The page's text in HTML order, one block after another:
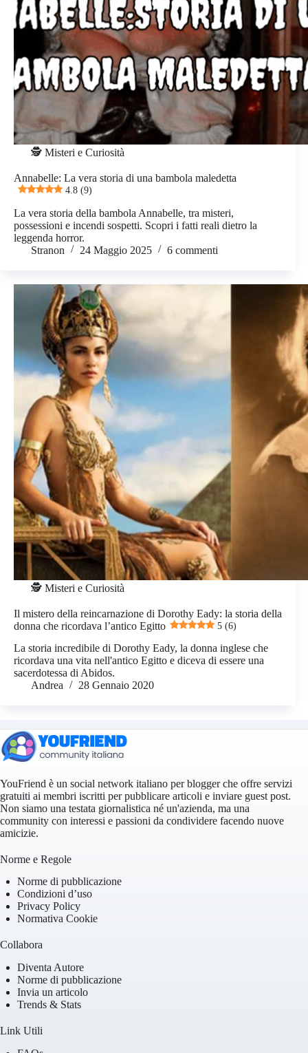
🕵️ Misteri e Curiosità
Annabelle: La vera storia di una bambola maledetta
4.8 (9)
La vera storia della bambola Annabelle, tra misteri,
possessioni e incendi sospetti. Scopri i fatti reali dietro la
leggenda horror.
Stranon
24 Maggio 2025 6 commenti
🕵️ Misteri e Curiosità
Il mistero della reincarnazione di Dorothy Eady: la storia della
donna che ricordava l’antico Egitto
5 (6)
La storia incredibile di Dorothy Eady, la donna inglese che
ricordava una vita nell'antico Egitto e diceva di essere una
sacerdotessa di Abidos.
Andrea
28 Gennaio 2020
YouFriend è un social network italiano per blogger che offre servizi
gratuiti ai membri iscritti per pubblicare articoli e inviare guest post.
Non siamo una testata giornalistica né un'azienda, ma una
community con interessi e passioni da condividere facendo nuove
amicizie.
Norme e Regole
Norme di pubblicazione
Condizioni d’uso
Privacy Policy
Normativa Cookie
Collabora
Diventa Autore
Norme di pubblicazione
Invia un articolo
Trends & Stats
Link Utili